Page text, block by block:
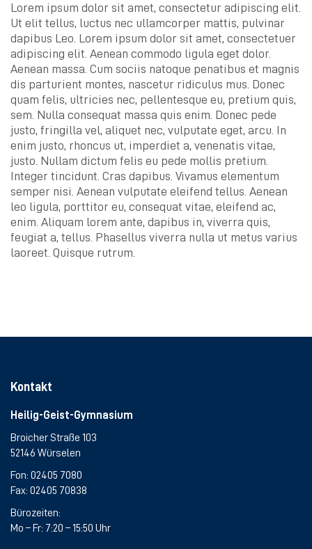
Lorem ipsum dolor sit amet, consectetur adipiscing elit.
Ut elit tellus, luctus nec ullamcorper mattis, pulvinar
dapibus Leo. Lorem ipsum dolor sit amet, consectetuer
adipiscing elit. Aenean commodo ligula eget dolor.
Aenean massa. Cum sociis natoque penatibus et magnis
dis parturient montes, nascetur ridiculus mus. Donec
quam felis, ultricies nec, pellentesque eu, pretium quis,
sem. Nulla consequat massa quis enim. Donec pede
justo, fringilla vel, aliquet nec, vulputate eget, arcu. In
enim justo, rhoncus ut, imperdiet a, venenatis vitae,
justo. Nullam dictum felis eu pede mollis pretium.
Integer tincidunt. Cras dapibus. Vivamus elementum
semper nisi. Aenean vulputate eleifend tellus. Aenean
leo ligula, porttitor eu, consequat vitae, eleifend ac,
enim. Aliquam lorem ante, dapibus in, viverra quis,
feugiat a, tellus. Phasellus viverra nulla ut metus varius
laoreet. Quisque rutrum.
Kontakt
Heilig-Geist-Gymnasium
Broicher Straße 103
52146 Würselen
Fon: 02405 7080
Fax: 02405 70838
Bürozeiten:
Mo – Fr: 7:20 – 15:50 Uhr